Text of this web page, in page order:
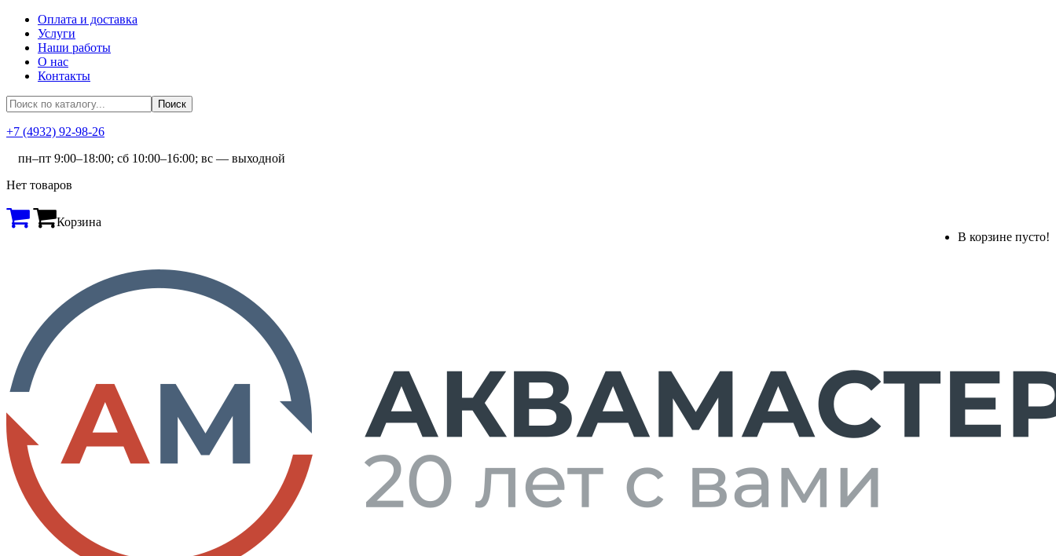
Оплата и доставка
Услуги
Наши работы
О нас
Контакты
+7 (4932) 92-98-26
пн–пт 9:00–18:00; сб 10:00–16:00; вс — выходной
Нет товаров
Корзина
В корзине пусто!